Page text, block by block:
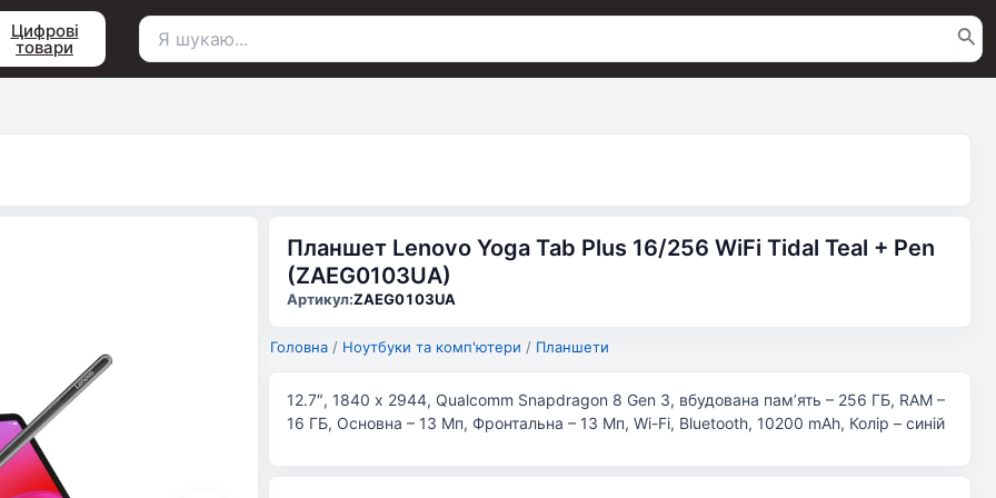
Цифрові
товари
Пошук
Планшет Lenovo Yoga Tab Plus 16/256 WiFi Tidal Teal + Pen
(ZAEG0103UA)
Артикул:ZAEG0103UA
Головна / Ноутбуки та комп'ютери / Планшети
12.7″, 1840 х 2944, Qualcomm Snapdragon 8 Gen 3, вбудована пам’ять – 256 ГБ, RAM –
16 ГБ, Основна – 13 Мп, Фронтальна – 13 Мп, Wi-Fi, Bluetooth, 10200 mAh, Колір – синій